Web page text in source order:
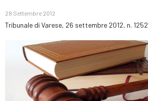
28 Settembre 2012
Tribunale di Varese, 26 settembre 2012, n. 1252